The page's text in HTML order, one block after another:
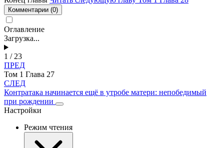
Комментарии (0)
Оглавление
Загрузка...
1 / 23
ПРЕД
Том 1 Глава 27
СЛЕД
Контратака начинается ещё в утробе матери: непобедимый
при рождении
Настройки
Режим чтения